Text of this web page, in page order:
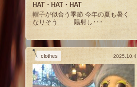
HAT・HAT・HAT
帽子が似合う季節 今年の夏も暑く
なりそう… 陽射し･･･
clothes 2025.10.4